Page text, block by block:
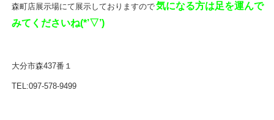
森町店展示場にて展示しておりますので気になる方は足を運んで
みてくださいね(*’▽’)
大分市森437番１
TEL:097-578-9499